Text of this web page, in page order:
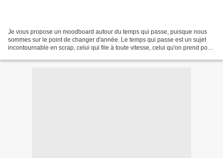
Je vous propose un moodboard autour du temps qui passe, puisque nous
sommes sur le point de changer d'année. Le temps qui passe est un sujet
incontournable en scrap, celui qui file à toute vitesse, celui qu'on prend pour